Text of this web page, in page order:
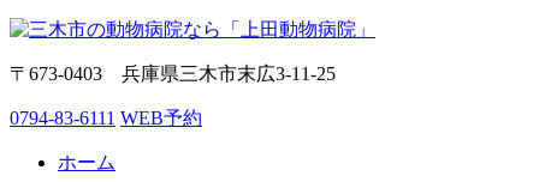
〒673-0403 兵庫県三木市末広3-11-25
0794-83-6111 WEB予約
ホーム